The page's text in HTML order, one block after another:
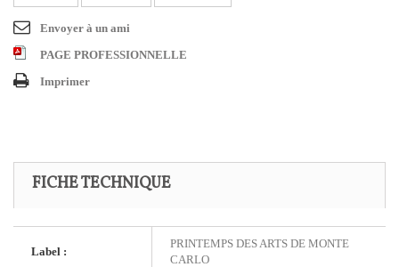
Envoyer à un ami
PAGE PROFESSIONNELLE
Imprimer
FICHE TECHNIQUE
Label :
PRINTEMPS DES ARTS DE MONTE
CARLO